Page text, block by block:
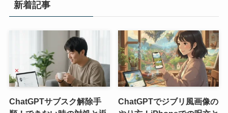
新着記事
ChatGPTサブスク解除手
ChatGPTでジブリ風画像の